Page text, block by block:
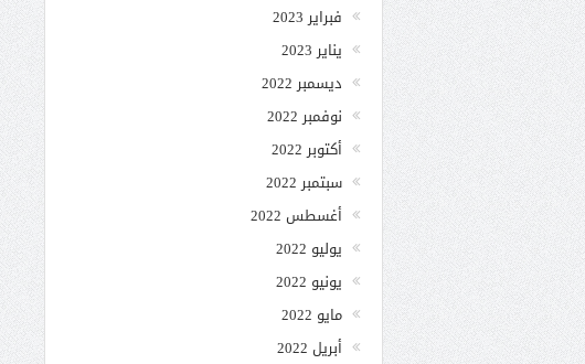
فبراير 2023
يناير 2023
ديسمبر 2022
نوفمبر 2022
أكتوبر 2022
سبتمبر 2022
أغسطس 2022
يوليو 2022
يونيو 2022
مايو 2022
أبريل 2022